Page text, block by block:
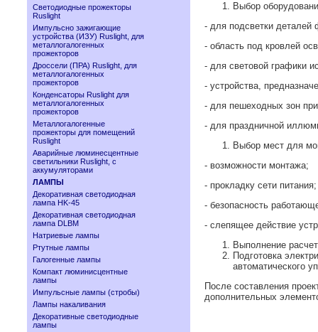
Светодиодные прожекторы
Ruslight
Импульсно зажигающие
устройства (ИЗУ) Ruslight, для
металлогалогенных
прожекторов
Дроссели (ПРА) Ruslight, для
металлогалогенных
прожекторов
Конденсаторы Ruslight для
металлогалогенных
прожекторов
Металлогалогенные
прожекторы для помещений
Ruslight
Аварийные люминесцентные
светильники Ruslight, с
аккумуляторами
ЛАМПЫ
Декоративная светодиодная
лампа HK-45
Декоративная светодиодная
лампа DLBM
Натриевые лампы
Ртутные лампы
Галогенные лампы
Компакт люминисцентные
лампы
Импульсные лампы (стробы)
Лампы накаливания
Декоративные светодиодные
лампы
Выбор
- для подсветки
- область под кровлей
- для световой графики
- устройства,
- для пешеходных зон
- для праздничной
Выбор мест для
- возможности монтажа;
- прокладку сети питания;
- безопасность
- слепящее действие
Выполнение
Подготовка
автоматического
После составления
дополнительных